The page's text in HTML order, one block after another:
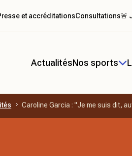
ActualitésNos sports
et accréditationsConsultations🚨
Caroline Garcia : "Je me suis dit,